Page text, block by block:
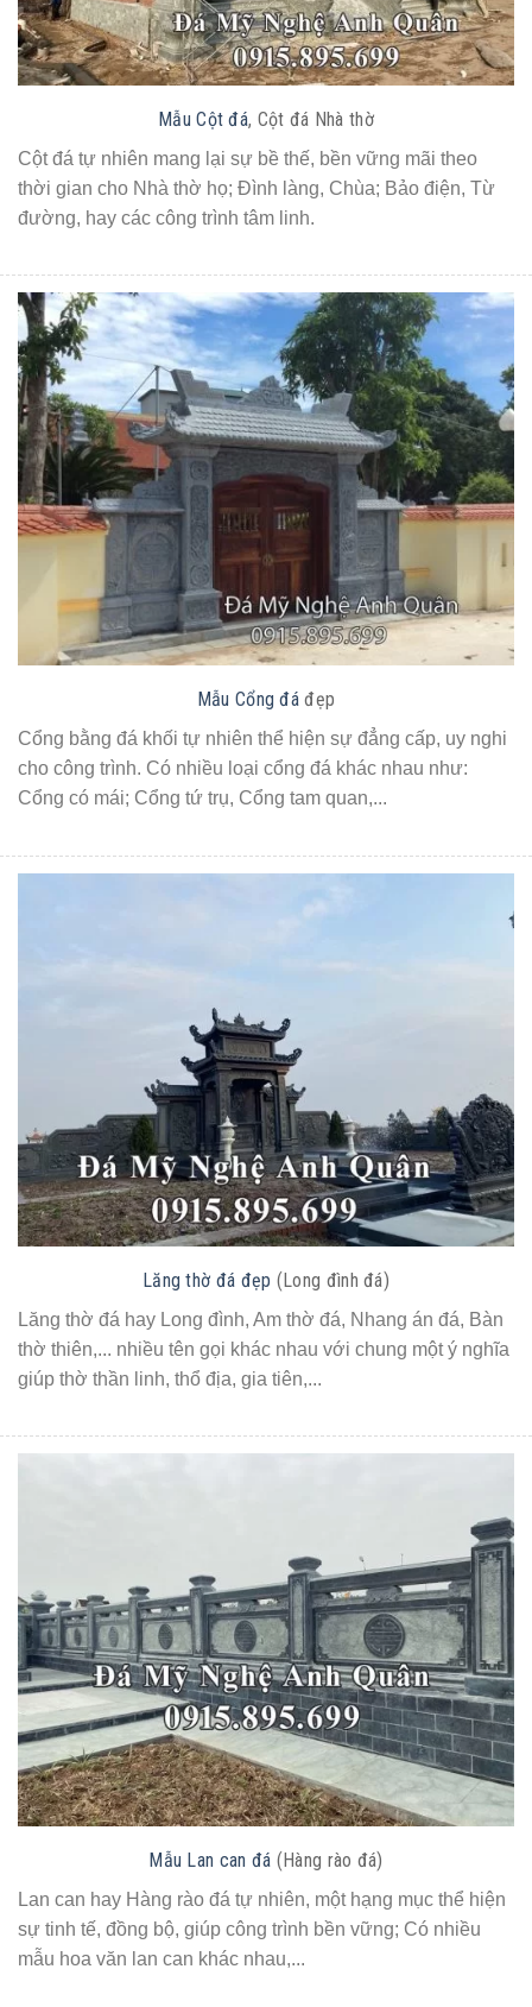
Mẫu Cột đá, Cột đá Nhà thờ
Cột đá tự nhiên mang lại sự bề thế, bền vững mãi theo
thời gian cho Nhà thờ họ; Đình làng, Chùa; Bảo điện, Từ
đường, hay các công trình tâm linh.
Mẫu Cổng đá đẹp
Cổng bằng đá khối tự nhiên thể hiện sự đẳng cấp, uy nghi
cho công trình. Có nhiều loại cổng đá khác nhau như:
Cổng có mái; Cổng tứ trụ, Cổng tam quan,...
Lăng thờ đá đẹp (Long đình đá)
Lăng thờ đá hay Long đình, Am thờ đá, Nhang án đá, Bàn
thờ thiên,... nhiều tên gọi khác nhau với chung một ý nghĩa
giúp thờ thần linh, thổ địa, gia tiên,...
Mẫu Lan can đá (Hàng rào đá)
Lan can hay Hàng rào đá tự nhiên, một hạng mục thể hiện
sự tinh tế, đồng bộ, giúp công trình bền vững; Có nhiều
mẫu hoa văn lan can khác nhau,...